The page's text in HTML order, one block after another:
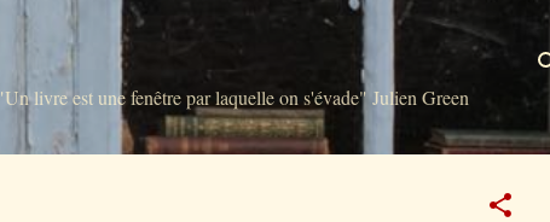
contenu principal
livre est une fenêtre par laquelle on s'évade" Julien Green